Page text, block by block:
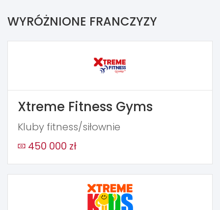
WYRÓŻNIONE FRANCZYZY
Xtreme Fitness Gyms
Kluby fitness/siłownie
450 000 zł